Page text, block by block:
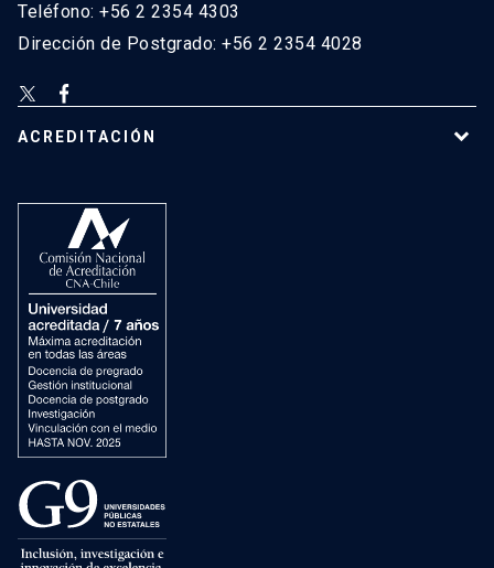
Teléfono: +56 2 2354 4303
Dirección de Postgrado: +56 2 2354 4028
ACREDITACIÓN